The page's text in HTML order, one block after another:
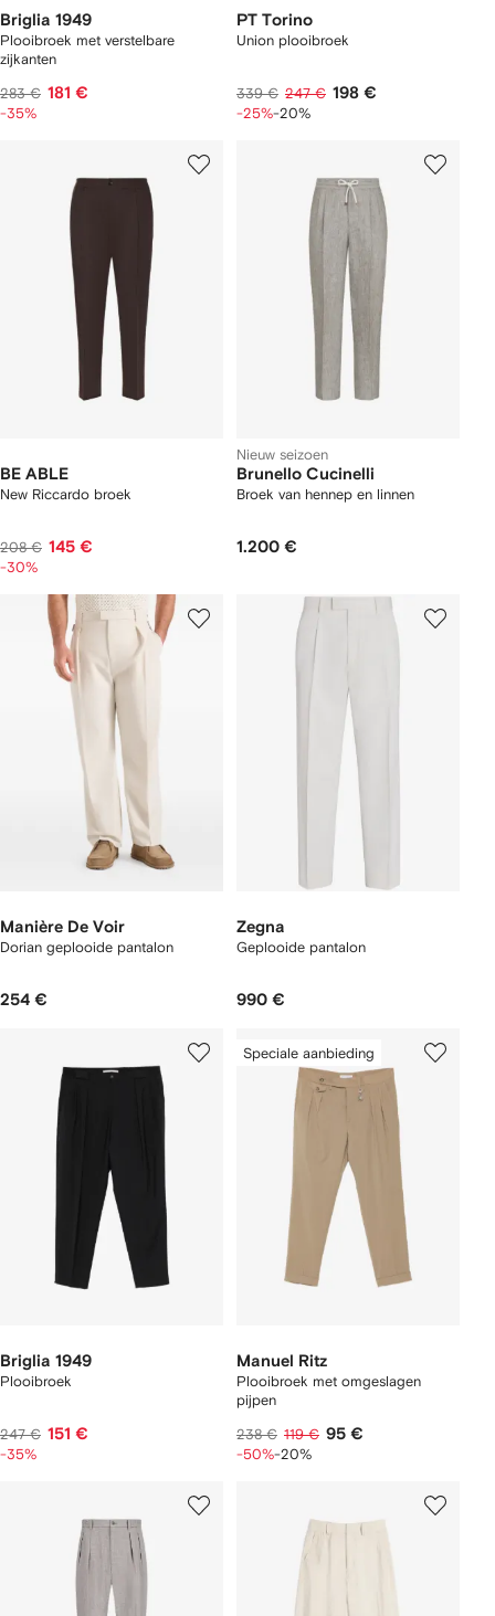
Briglia 1949
Plooibroek met verstelbare
zijkanten
283 € 181 €
-35%
PT Torino
Union plooibroek
339 € 247 € 198 €
-25%-20%
BE ABLE
New Riccardo broek
208 € 145 €
-30%
Nieuw seizoen
Brunello Cucinelli
Broek van hennep en linnen
1.200 €
Manière De Voir
Dorian geplooide pantalon
254 €
Zegna
Geplooide pantalon
990 €
Briglia 1949
Plooibroek
247 € 151 €
-35%
Speciale aanbieding
Manuel Ritz
Plooibroek met omgeslagen
pijpen
238 € 119 € 95 €
-50%-20%